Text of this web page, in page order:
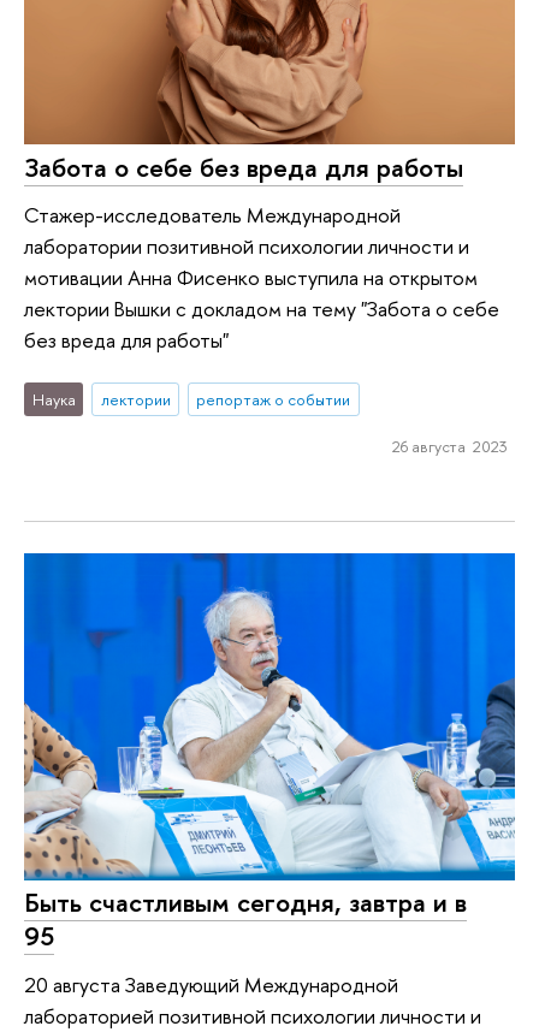
Забота о себе без вреда для работы
Стажер-исследователь Международной
лаборатории позитивной психологии личности и
мотивации Анна Фисенко выступила на открытом
лектории Вышки с докладом на тему "Забота о себе
без вреда для работы"
Наука лектории репортаж о событии
26 августа 2023
Быть счастливым сегодня, завтра и в
95
20 августа Заведующий Международной
лабораторией позитивной психологии личности и